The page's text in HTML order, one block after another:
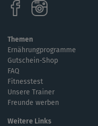
Themen
Ernährungprogramme
Gutschein-Shop
FAQ
Fitnesstest
Unsere Trainer
Freunde werben
Weitere Links